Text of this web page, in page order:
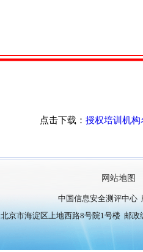
点击下载： 授权培训机
网站地图
中国信息安全测评中心
北京市海淀区上地西路8号院1号楼 邮